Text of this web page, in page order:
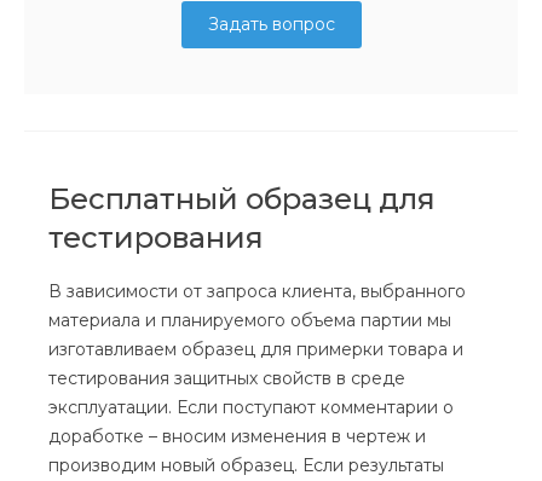
Задать вопрос
Бесплатный образец для
тестирования
В зависимости от запроса клиента, выбранного
материала и планируемого объема партии мы
изготавливаем образец для примерки товара и
тестирования защитных свойств в среде
эксплуатации. Если поступают комментарии о
доработке – вносим изменения в чертеж и
производим новый образец. Если результаты